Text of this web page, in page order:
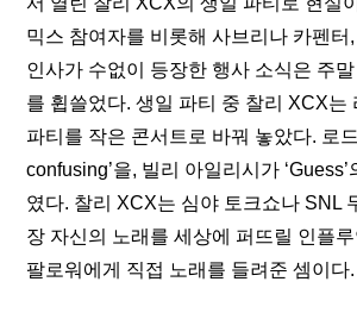
믹스 참여자를 비롯해 사브리나 카펜터
인사가 수없이 등장한 행사 소식은 주
를 휩쓸었다. 생일 파티 중 찰리 XCX는
파티를 작은 콘서트로 바꿔 놓았다. 로
confusing’을, 빌리 아일리시가
였다. 찰리 XCX는 심야 토크쇼나 SNL
장 자신의 노래를 세상에 퍼뜨릴 인플
팔로워에게 직접 노래를 들려준 셈이다.